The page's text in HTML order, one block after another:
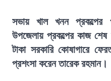
সভায় খাল খনন প্রকল্পের
উপজেলায় প্রকল্পের কাজ শেষ
টাকা সরকারি কোষাগারে
প্রশংসা করেন তারেক রহমান।